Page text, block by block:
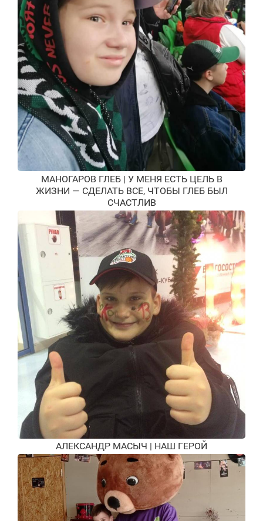
МАНОГАРОВ ГЛЕБ | У МЕНЯ ЕСТЬ ЦЕЛЬ В
ЖИЗНИ — СДЕЛАТЬ ВСЕ, ЧТОБЫ ГЛЕБ БЫЛ
СЧАСТЛИВ
АЛЕКСАНДР МАСЫЧ | НАШ ГЕРОЙ